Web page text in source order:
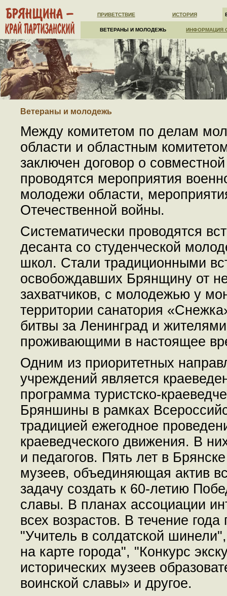
ПРИВЕТСТВИЕ ИСТОРИЯ
ВЕТЕРАНЫ И МОЛОДЕЖЬ ИНФОРМАЦИЯ
Ветераны и молодежь
Между комитетом по делам
области и областным
заключен договор о
проводятся мероприятия
молодежи области,
Отечественной войны.
Систематически проводятся
десанта со студенческой
школ. Стали традиционными
освобождавших Брянщину от
захватчиков, с молодежью у
территории санатория
битвы за Ленинград и
проживающими в настоящее
Одним из приоритетных
учреждений является
программа туристско-
Бряншины в рамках
традицией ежегодное
краеведческого движения. В
и педагогов. Пять лет в
музеев, объединяющая актив
задачу создать к 60-летию
славы. В планах ассоциации
всех возрастов. В течение
"Учитель в солдатской
на карте города", "Конкурс
исторических музеев
воинской славы» и другое.